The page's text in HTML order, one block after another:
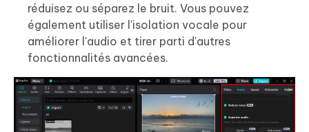
réduisez ou séparez le bruit. Vous pouvez
également utiliser l'isolation vocale pour
améliorer l'audio et tirer parti d'autres
fonctionnalités avancées.